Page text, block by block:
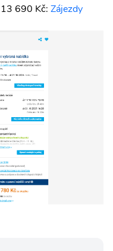
690 Kč: Zájezdy